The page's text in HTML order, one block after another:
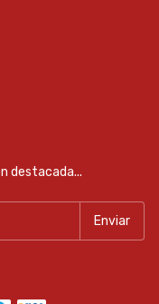
destacada...